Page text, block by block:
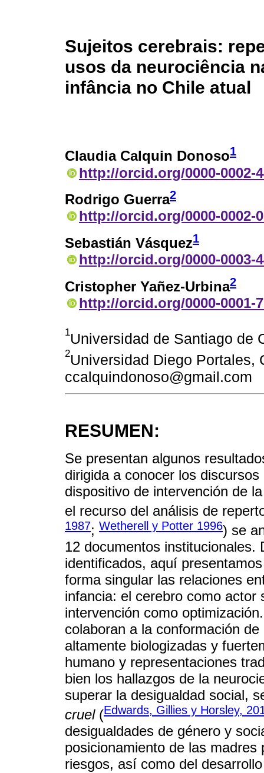
Sujeitos cerebrais:
usos da neurociência
infância no Chile atual
Claudia Calquin Donoso1
http://orcid.org/0000-0002-
Rodrigo Guerra2
http://orcid.org/0000-0002-
Sebastián Vásquez1
http://orcid.org/0000-0003-
Cristopher Yañez-Urbina2
http://orcid.org/0000-0001-
1Universidad de Santiago de
2Universidad Diego Portales,
ccalquindonoso@gmail.com
RESUMEN:
Se presentan algunos
dirigida a conocer los
dispositivo de intervención de
el recurso del análisis de
1987; Wetherell y Potter 1996) se
12 documentos institucionales.
identificados, aquí
forma singular las relaciones
infancia: el cerebro como
intervención como
colaboran a la conformación
altamente biologizadas y
humano y representaciones
bien los hallazgos de la
superar la desigualdad social,
cruel(Edwards, Gillies y Horsley,
desigualdades de género y
posicionamiento de las
riesgos, así como del